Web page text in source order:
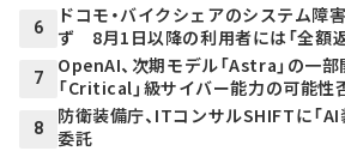
6
ドコモ・バイクシェアのシステム障
ず 8月1日以降の利用者には「全額
7
OpenAI、次期モデル「Astra」の一
「Critical」級サイバー能力の可能性
8
防衛装備庁、ITコンサルSHIFTに「
委託